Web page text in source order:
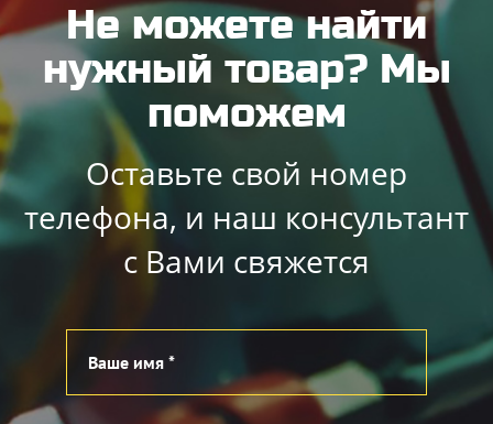
Не можете найти
нужный товар? Мы
поможем